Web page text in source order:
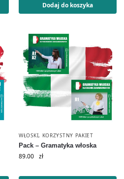
Dodaj do koszyka
WŁOSKI, KORZYSTNY PAKIET
Pack – Gramatyka włoska
89.00 zł